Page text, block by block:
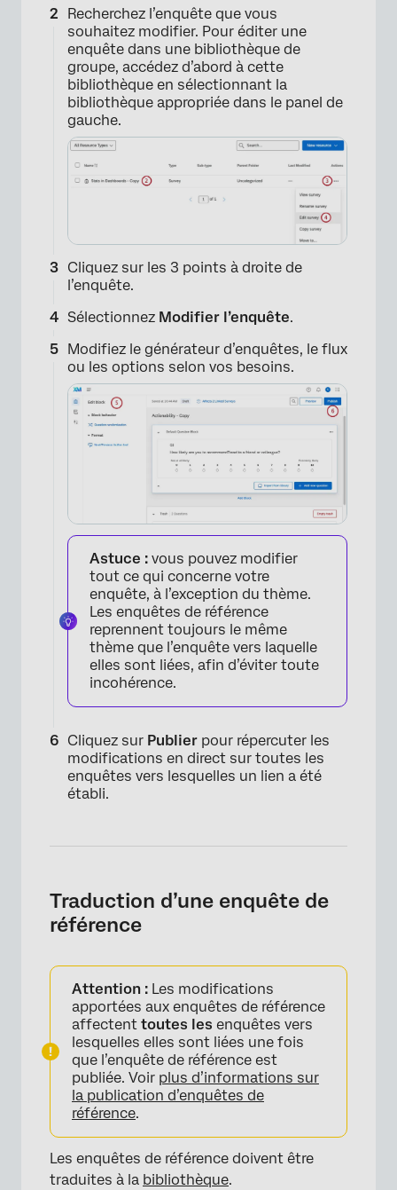
Recherchez l’enquête que vous
souhaitez modifier. Pour éditer une
enquête dans une bibliothèque de
groupe, accédez d’abord à cette
bibliothèque en sélectionnant la
bibliothèque appropriée dans le panel de
gauche.
Cliquez sur les 3 points à droite de
l’enquête.
Sélectionnez Modifier l’enquête.
Modifiez le générateur d’enquêtes, le flux
ou les options selon vos besoins.
×
Astuce : vous pouvez modifier
tout ce qui concerne votre
enquête, à l’exception du thème.
Les enquêtes de référence
reprennent toujours le même
thème que l’enquête vers laquelle
elles sont liées, afin d’éviter toute
incohérence.
Cliquez sur Publier pour répercuter les
modifications en direct sur toutes les
enquêtes vers lesquelles un lien a été
établi.
Traduction d’une enquête de
référence
Attention : Les modifications
apportées aux enquêtes de référence
affectent toutes les enquêtes vers
lesquelles elles sont liées une fois
que l’enquête de référence est
publiée. Voir plus d’informations sur
la publication d’enquêtes de
référence.
Les enquêtes de référence doivent être
traduites à la bibliothèque.